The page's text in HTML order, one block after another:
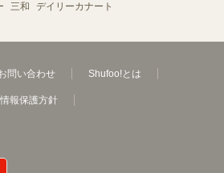
三和 デイリーカナート
問い合わせ Shufoo!とは
報保護方針